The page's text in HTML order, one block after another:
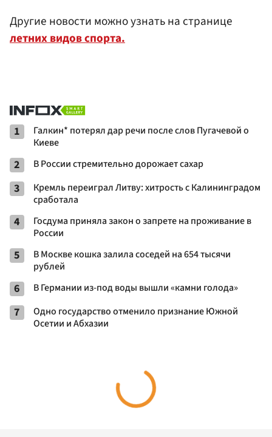
Другие новости можно узнать на странице
летних видов спорта.
1
Галкин* потерял дар речи после слов Пугачевой о
Киеве
2 В России стремительно дорожает сахар
3
Кремль переиграл Литву: хитрость с Калининградом
сработала
4
Госдума приняла закон о запрете на проживание в
России
5
В Москве кошка залила соседей на 654 тысячи
рублей
6 В Германии из-под воды вышли «камни голода»
7
Одно государство отменило признание Южной
Осетии и Абхазии